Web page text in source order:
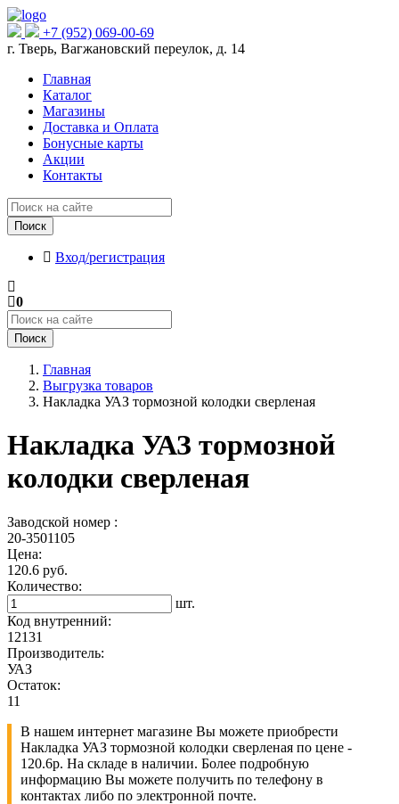
+7 (952) 069-00-69
г. Тверь, Вагжановский переулок, д. 14
Главная
Каталог
Магазины
Доставка и Оплата
Бонусные карты
Акции
Контакты
Поиск
Вход/регистрация
0
Поиск
Главная
Выгрузка товаров
Накладка УАЗ тормозной колодки сверленая
Накладка УАЗ тормозной
колодки сверленая
Заводской номер :
20-3501105
Цена:
120.6 руб.
Количество:
шт.
Код внутренний:
12131
Производитель:
УАЗ
Остаток:
11
В нашем интернет магазине Вы можете приобрести
Накладка УАЗ тормозной колодки сверленая по цене -
120.6р. На складе в наличии. Более подробную
информацию Вы можете получить по телефону в
контактах либо по электронной почте.